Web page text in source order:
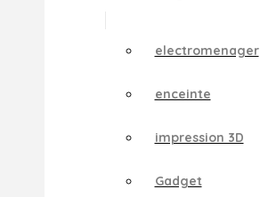
electromenager
enceinte
impression 3D
Gadget